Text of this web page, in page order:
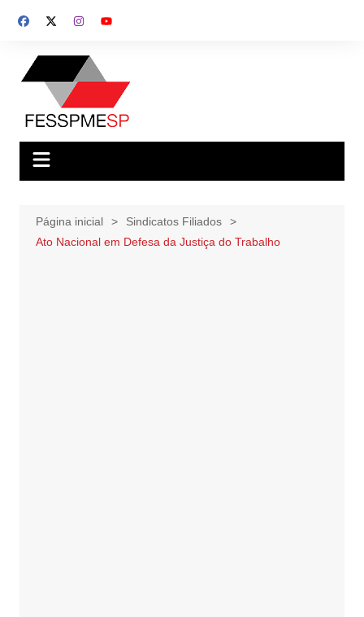
para
conteúdo
Página inicial
Sindicatos Filiados
Ato Nacional em Defesa da Justiça do Trabalho